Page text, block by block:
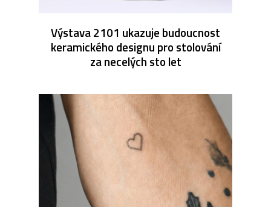
Výstava 2101 ukazuje budoucnost
keramického designu pro stolování
za necelých sto let